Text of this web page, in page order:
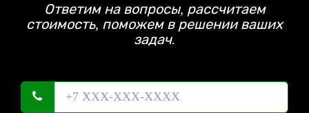
Ответим на вопросы, рассчитаем
стоимость, поможем в решении ваших
задач.